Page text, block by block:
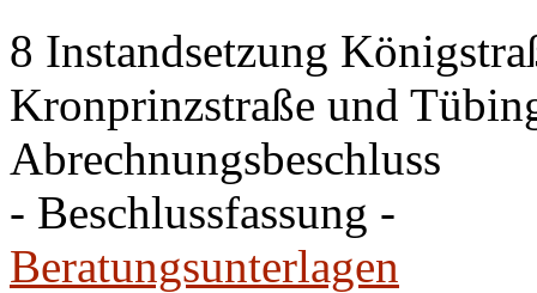
8 Instandsetzung
Kronprinzstraße und
Abrechnungsbeschluss
- Beschlussfassung -
Beratungsunterlagen